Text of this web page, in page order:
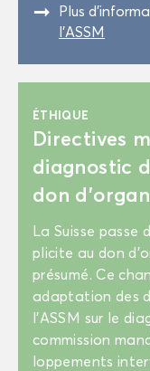
" Plus
l'ASSM
ÉTHIQUE
Di­rec­tives
diag­nos­tic
don
La Suisse
pli­cite au don
pré­su­mé. Ce
adap­ta­tion des
l’ASSM sur le
commission
lop­pe­ments